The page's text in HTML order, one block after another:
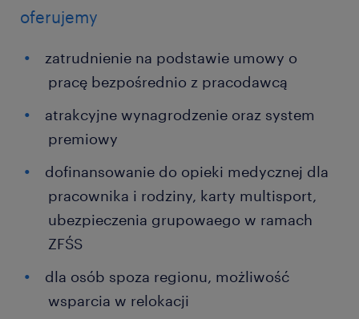
oferujemy
zatrudnienie na podstawie umowy o
pracę bezpośrednio z pracodawcą
atrakcyjne wynagrodzenie oraz system
premiowy
dofinansowanie do opieki medycznej dla
pracownika i rodziny, karty multisport,
ubezpieczenia grupowaego w ramach
ZFŚS
dla osób spoza regionu, możliwość
wsparcia w relokacji